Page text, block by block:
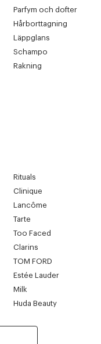
Parfym och dofter
Hårborttagning
Läppglans
Schampo
Rakning
Rituals
Clinique
Lancôme
Tarte
Too Faced
Clarins
TOM FORD
Estée Lauder
Milk
Huda Beauty